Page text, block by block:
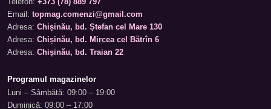
Telefon: +373 (78) 889 797
Email: topmag.comenzi@gmail.com
Adresa: Chișinău, bd. Ștefan cel Mare 130
Adresa: Chișinău, bd. Mircea cel Bătrîn 6
Adresa: Chișinău, bd. Traian 22
Programul magazinelor
Luni – Sâmbătă: 09:00 – 19:00
Duminică: 09:00 – 17:00